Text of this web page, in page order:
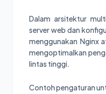
Dalam arsitektur
server web dan
menggunakan Nginx
mengoptimalkan
lintas tinggi.
Contoh pengaturan